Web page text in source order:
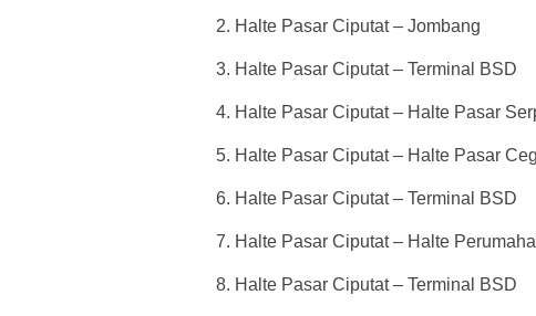
2. Halte Pasar Ciputat – Jombang
3. Halte Pasar Ciputat – Terminal BSD
4. Halte Pasar Ciputat – Halte Pasar
5. Halte Pasar Ciputat – Halte Pasar
6. Halte Pasar Ciputat – Terminal BSD
7. Halte Pasar Ciputat – Halte
8. Halte Pasar Ciputat – Terminal BSD